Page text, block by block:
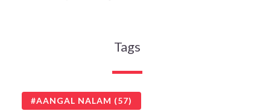
Tags
AANGAL NALAM (57)